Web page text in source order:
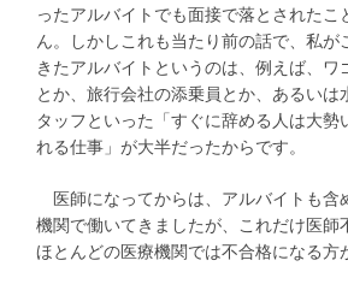
ったアルバイトでも面接で落とされたこ
ん。しかしこれも当たり前の話で、私が
きたアルバイトというのは、例えば、ワ
とか、旅行会社の添乗員とか、あるいは
タッフといった「すぐに辞める人は大勢
れる仕事」が大半だったからです。
医師になってからは、アルバイトも含
機関で働いてきましたが、これだけ医師
ほとんどの医療機関では不合格になる方